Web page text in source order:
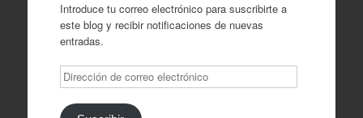
Introduce tu correo electrónico para suscribirte a
este blog y recibir notificaciones de nuevas
entradas.
Dirección
de
correo